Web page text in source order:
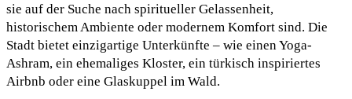
sie auf der Suche nach spiritueller Gelassenheit,
historischem Ambiente oder modernem Komfort sind. Die
Stadt bietet einzigartige Unterkünfte – wie einen Yoga-
Ashram, ein ehemaliges Kloster, ein türkisch inspiriertes
Airbnb oder eine Glaskuppel im Wald.